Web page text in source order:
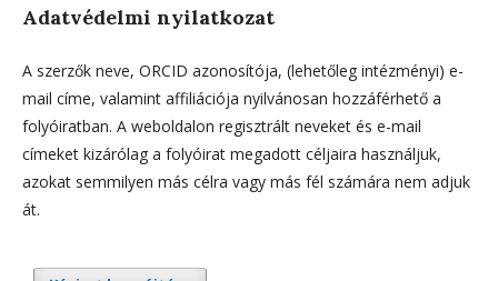
Adatvédelmi nyilatkozat
A szerzők neve, ORCID azonosítója, (lehetőleg intézményi) e-
mail címe, valamint affiliációja nyilvánosan hozzáférhető a
folyóiratban. A weboldalon regisztrált neveket és e-mail
címeket kizárólag a folyóirat megadott céljaira használjuk,
azokat semmilyen más célra vagy más fél számára nem adjuk
át.